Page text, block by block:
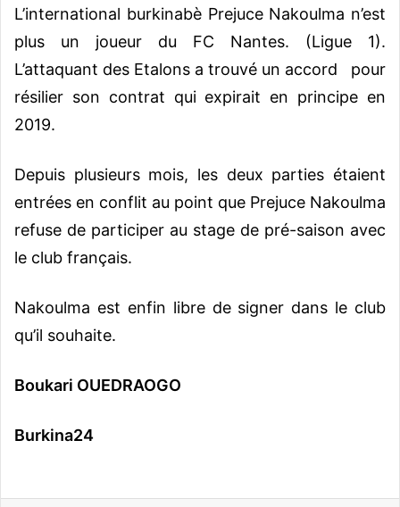
r
e
l
L’international burkinabè Prejuce Nakoulma n’est
plus un joueur du FC Nantes. (Ligue 1).
L’attaquant des Etalons a trouvé un accord pour
résilier son contrat qui expirait en principe en
2019.
Depuis plusieurs mois, les deux parties étaient
entrées en conflit au point que Prejuce Nakoulma
refuse de participer au stage de pré-saison avec
le club français.
Nakoulma est enfin libre de signer dans le club
qu’il souhaite.
Boukari OUEDRAOGO
Burkina24